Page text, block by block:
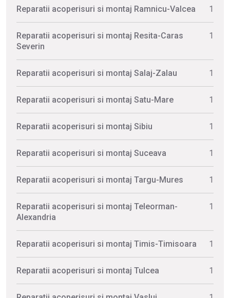
Reparatii acoperisuri si montaj Ramnicu-Valcea 1
Reparatii acoperisuri si montaj Resita-Caras
Severin
1
Reparatii acoperisuri si montaj Salaj-Zalau 1
Reparatii acoperisuri si montaj Satu-Mare 1
Reparatii acoperisuri si montaj Sibiu 1
Reparatii acoperisuri si montaj Suceava 1
Reparatii acoperisuri si montaj Targu-Mures 1
Reparatii acoperisuri si montaj Teleorman-
Alexandria
1
Reparatii acoperisuri si montaj Timis-Timisoara 1
Reparatii acoperisuri si montaj Tulcea 1